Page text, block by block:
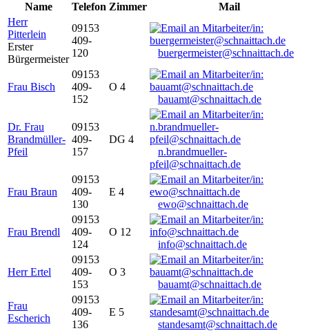
Name
Telefon Zimmer
Mail
Herr
Pitterlein
Erster
Bürgermeister
09153
409-
120
buergermeister@schnaittach.de
Frau Bisch
09153
409-
152
O 4
bauamt@schnaittach.de
Dr. Frau
Brandmüller-
Pfeil
09153
409-
157
DG 4
n.brandmueller-
pfeil@schnaittach.de
Frau Braun
09153
409-
130
E 4
ewo@schnaittach.de
Frau Brendl
09153
409-
124
O 12
info@schnaittach.de
Herr Ertel
09153
409-
153
O 3
bauamt@schnaittach.de
Frau
Escherich
09153
409-
136
E 5
standesamt@schnaittach.de